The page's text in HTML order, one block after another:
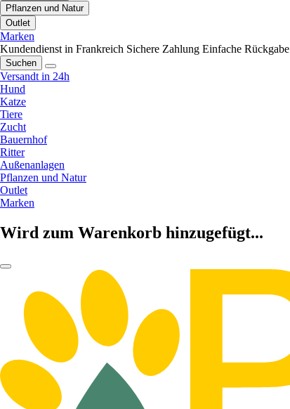
Pflanzen und Natur
Outlet
Marken
Kundendienst in Frankreich Sichere Zahlung Einfache Rückgabe
Suchen
Versandt in 24h
Hund
Katze
Tiere
Zucht
Bauernhof
Ritter
Außenanlagen
Pflanzen und Natur
Outlet
Marken
Wird zum Warenkorb hinzugefügt...